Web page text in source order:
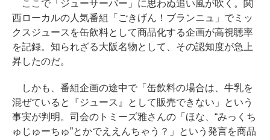
ここで「ジューサーバー」に思わぬ追い風が吹く。関
西ローカルの人気番組「ごきげん！ブランニュ」でミッ
クスジュースを缶飲料として商品化する企画が高視聴率
を記録。知られざる大阪名物として、その認知度が急上
昇したのだ。
しかも、番組企画の途中で「缶飲料の場合は、牛乳を
混ぜていると『ジュース』として販売できない」という
事実が判明。司会のトミーズ雅さんの「ほな、“みっくち
ゅじゅーちゅ”とかでええんちゃう？」という発言を商品